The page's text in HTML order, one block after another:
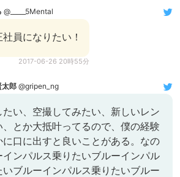
@_____5Mental
員になりたい！
2017-06-26 20時55分
太郎 @gripen_ng
たい、空撮してみたい、新しいレン
、とか大抵叶ってるので、僕の経験
に口に出すと良いことがある。なの
インパルス乗りたいブルーインパル
いブルーインパルス乗りたいブルー